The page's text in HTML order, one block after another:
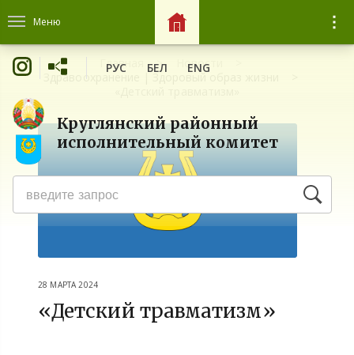
Меню
Круглянский районный
исполнительный комитет
РУС БЕЛ ENG
Главная
Новости
Здравоохранение | Здоровый образ жизни
28 МАРТА 2024
«Детский травматизм»